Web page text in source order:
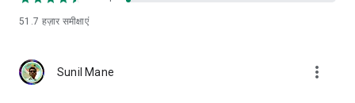
- वाई-फ़ाई नेटवर्क जानकारी जैसे SSID, BSSID, IP पता, सबनेट मास्क, सिग्नल
प्रदाता, MCC, MNC आदि
51.7 हज़ारसमीक्षाएं
Sunil Mane more_vert